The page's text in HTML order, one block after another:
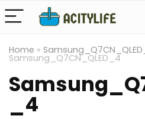
Home »
Samsung_Q7CN_QLED_4
_4